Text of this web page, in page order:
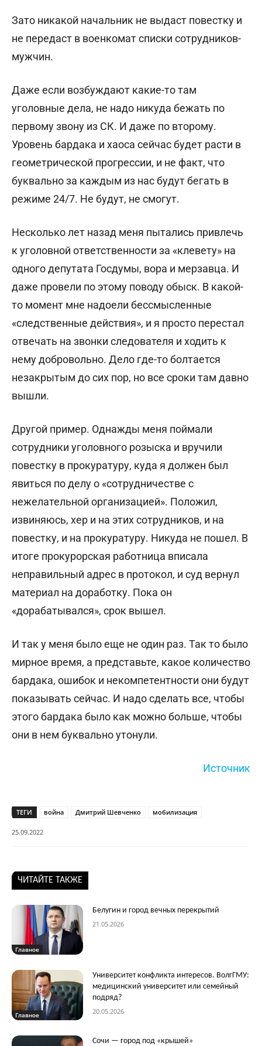
Зато никакой начальник не выдаст повестку и
не передаст в военкомат списки сотрудников-
мужчин.
Даже если возбуждают какие-то там
уголовные дела, не надо никуда бежать по
первому звону из СК. И даже по второму.
Уровень бардака и хаоса сейчас будет расти в
геометрической прогрессии, и не факт, что
буквально за каждым из нас будут бегать в
режиме 24/7. Не будут, не смогут.
Несколько лет назад меня пытались привлечь
к уголовной ответственности за «клевету» на
одного депутата Госдумы, вора и мерзавца. И
даже провели по этому поводу обыск. В какой-
то момент мне надоели бессмысленные
«следственные действия», и я просто перестал
отвечать на звонки следователя и ходить к
нему добровольно. Дело где-то болтается
незакрытым до сих пор, но все сроки там давно
вышли.
Другой пример. Однажды меня поймали
сотрудники уголовного розыска и вручили
повестку в прокуратуру, куда я должен был
явиться по делу о «сотрудничестве с
нежелательной организацией». Положил,
извиняюсь, хер и на этих сотрудников, и на
повестку, и на прокуратуру. Никуда не пошел. В
итоге прокурорская работница вписала
неправильный адрес в протокол, и суд вернул
материал на доработку. Пока он
«дорабатывался», срок вышел.
И так у меня было еще не один раз. Так то было
мирное время, а представьте, какое количество
бардака, ошибок и некомпетентности они будут
показывать сейчас. И надо сделать все, чтобы
этого бардака было как можно больше, чтобы
они в нем буквально утонули.
Источник
ТЕГИ война Дмитрий Шевченко мобилизация
25.09.2022
ЧИТАЙТЕ ТАКЖЕ
Главное
Белугин и город вечных перекрытий
21.05.2026
Главное
Университет конфликта интересов. ВолгГМУ:
медицинский университет или семейный
подряд?
20.05.2026
Сочи — город под «крышей»